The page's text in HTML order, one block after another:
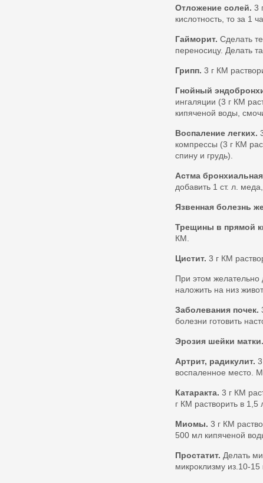
Отложение солей. 3
кислотность, то за 1
Гайморит. Сделать
переносицу. Делать
Грипп. 3 г КМ
Гнойный
ингаляции (3 г КМ
кипяченой воды,
Воспаление легких.
компрессы (3 г КМ
спину и грудь).
Астма
добавить 1 ст. л.
Язвенная болезнь
Трещины в прямой
КМ.
Цистит. 3 г КМ
При этом желательно
наложить на низ
Заболевания почек.
болезни готовить
Эрозия шейки матки.
Артрит, радикулит.
воспаленное место.
Катаракта. 3 г КМ
г КМ растворить в 1,5
Миомы. 3 г КМ
500 мл кипяченой
Простатит. Делать
микроклизму из.10-15